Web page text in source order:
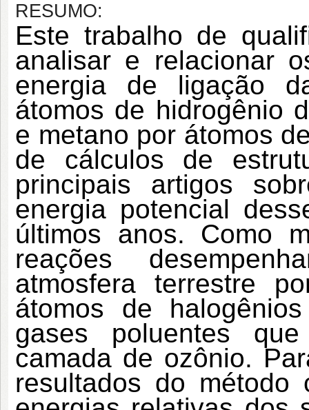
RESUMO:
Este trabalho de
analisar e relacionar
energia de ligação
átomos de hidrogênio
e metano por átomos
de cálculos de
principais artigos
energia potencial
últimos anos. Como
reações
atmosfera terrestre
átomos de
gases poluentes
camada de ozônio.
resultados do método